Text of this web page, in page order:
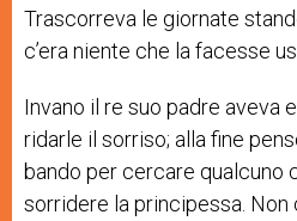
Trascorreva le giornate
c’era niente che la facesse
Invano il re suo padre aveva
ridarle il sorriso; alla fine
bando per cercare qualcuno
sorridere la principessa. Non